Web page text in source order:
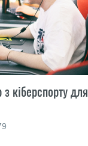
з кіберспорту для